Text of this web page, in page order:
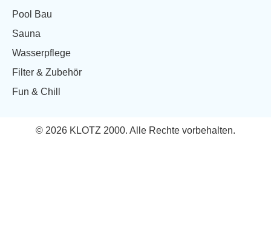
Pool Bau
Sauna
Wasserpflege
Filter & Zubehör
Fun & Chill
© 2026 KLOTZ 2000. Alle Rechte vorbehalten.